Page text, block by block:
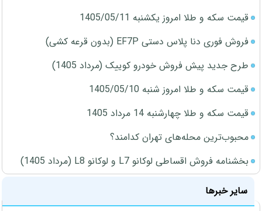
قیمت سکه و طلا امروز یکشنبه 1405/05/11
فروش فوری دنا پلاس دستی EF7P (بدون قرعه کشی)
طرح جدید پیش فروش خودرو کوییک (مرداد 1405)
قیمت سکه و طلا امروز شنبه 1405/05/10
قیمت سکه و طلا چهارشنبه 14 مرداد 1405
محبوب‌ترین محله‌های تهران کدامند؟
بخشنامه فروش اقساطی لوکانو L7 و لوکانو L8 (مرداد 1405)
سایر خبرها